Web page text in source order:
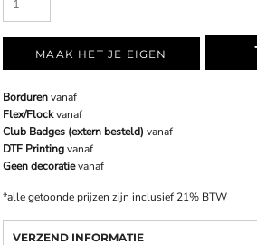
MAAK HET JE EIGEN
Bordurenvanaf
Flex/Flockvanaf
Club Badges (extern besteld) vanaf
DTF Printingvanaf
Geen decoratievanaf
*alle getoonde prijzen zijn inclusief 21% BTW
VERZEND INFORMATIE